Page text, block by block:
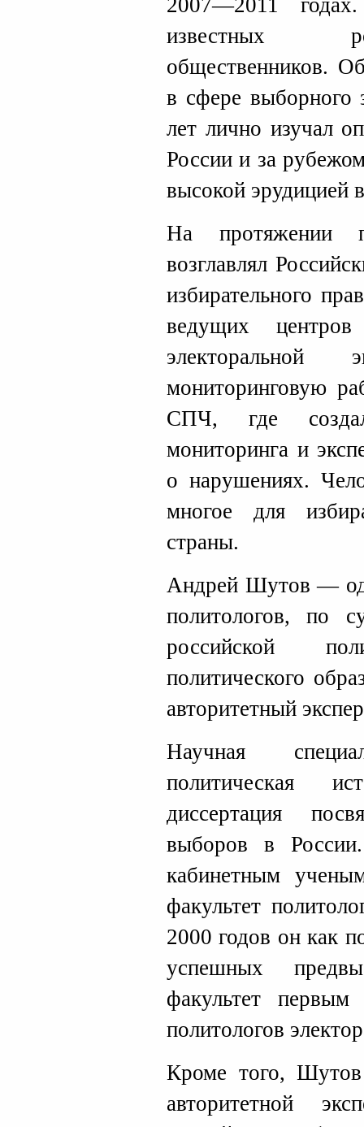
2007—2011
известных
общественников.
в сфере выборного
лет лично изучал
России и за
высокой эрудицией
На протяжении
возглавлял
избирательного
ведущих
мониторинговую
СПЧ, где
мониторинга и
о нарушениях.
многое для
страны.
Андрей Шутов —
политологов, по
российской
политического
авторитетный
Научная
политическая
диссертация
выборов в
кабинетным
факультет
2000 годов он как
успешных
факультет
политологов
Кроме того, Шутов
авторитетной